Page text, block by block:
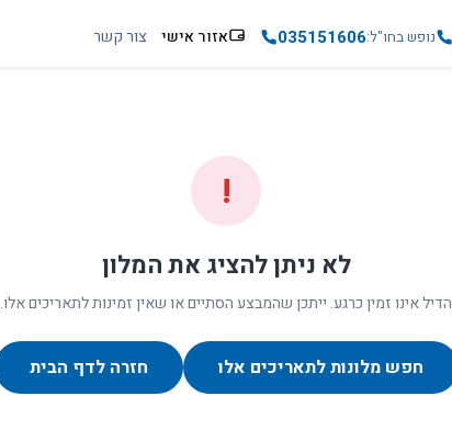
נופש בחו"ל035151606 אזור אישי צור קשר
!
לא ניתן להציג את המלון
הדיל אינו זמין כרגע. ייתכן שהמבצע הסתיים או שאין זמינות לתאריכים אלו.
חפש מלונות לתאריכים אלו חזרה לדף הבית